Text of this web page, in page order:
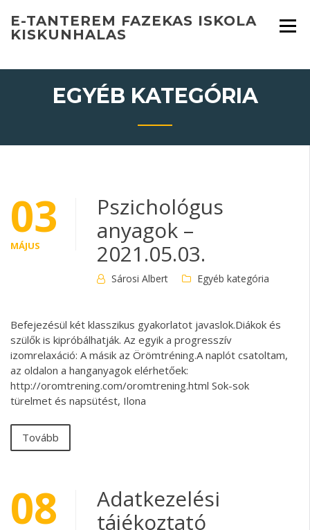
content
E-TANTEREM FAZEKAS ISKOLA
KISKUNHALAS
EGYÉB KATEGÓRIA
03
MÁJUS
Pszichológus
anyagok –
2021.05.03.
Sárosi Albert Egyéb kategória
Befejezésül két klasszikus gyakorlatot javaslok.Diákok és
szülők is kipróbálhatják. Az egyik a progresszív
izomrelaxáció: A másik az Örömtréning.A naplót csatoltam,
az oldalon a hanganyagok elérhetőek:
http://oromtrening.com/oromtrening.html Sok-sok
türelmet és napsütést, Ilona
Tovább
08
Adatkezelési
tájékoztató